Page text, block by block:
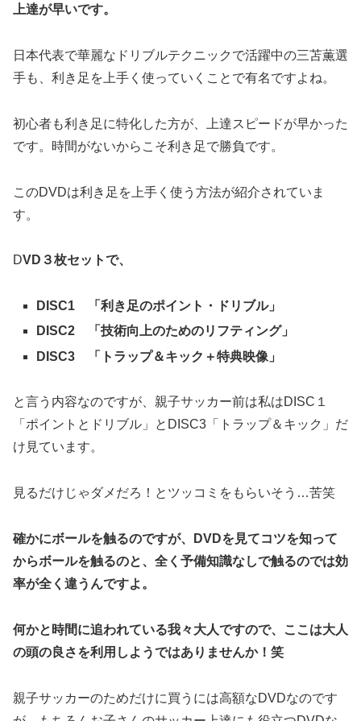
上達が早いです。
日本代表で華麗なドリブルテクニックで活躍中の三苫薫選
手も、利き足を上手く使っていくことで有名ですよね。
初心者も利き足に特化した方が、上達スピードが早かった
です。時間がないからこそ利き足で勝負です。
このDVDは利き足を上手く使う方法が紹介されていま
す。
DVD３枚セットで、
DISC1 「利き足のポイント・ドリブル」
DISC2 「技術向上のためのリフティング」
DISC3 「トラップ＆キック＋特典映像」
と言う内容なのですが、親子サッカー前は私はDISC１
「ポイントとドリブル」とDISC3「トラップ＆キック」だ
け見ています。
見るだけじゃダメだろ！とツッコミをもらいそう…苦笑
確かにボールを触るのですが、DVDを見てコツを知って
からボールを触るのと、全く予備知識なしで触るのでは効
率が全く違うんですよ。
何かと時間に追われている我々大人ですので、ここは大人
の頭の良さを利用しようではありませんか！笑
親子サッカーのためだけに買うには高額なDVDなのです